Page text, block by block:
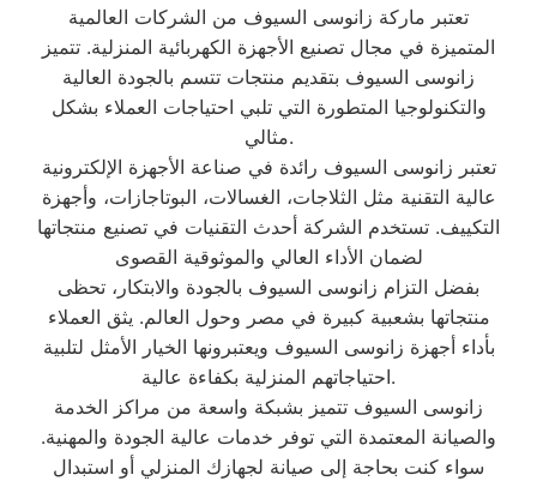
تعتبر ماركة زانوسى السيوف من الشركات العالمية
المتميزة في مجال تصنيع الأجهزة الكهربائية المنزلية. تتميز
زانوسى السيوف بتقديم منتجات تتسم بالجودة العالية
والتكنولوجيا المتطورة التي تلبي احتياجات العملاء بشكل
مثالي.
تعتبر زانوسى السيوف رائدة في صناعة الأجهزة الإلكترونية
عالية التقنية مثل الثلاجات، الغسالات، البوتاجازات، وأجهزة
التكييف. تستخدم الشركة أحدث التقنيات في تصنيع منتجاتها
لضمان الأداء العالي والموثوقية القصوى
بفضل التزام زانوسى السيوف بالجودة والابتكار، تحظى
منتجاتها بشعبية كبيرة في مصر وحول العالم. يثق العملاء
بأداء أجهزة زانوسى السيوف ويعتبرونها الخيار الأمثل لتلبية
احتياجاتهم المنزلية بكفاءة عالية.
زانوسى السيوف تتميز بشبكة واسعة من مراكز الخدمة
والصيانة المعتمدة التي توفر خدمات عالية الجودة والمهنية.
سواء كنت بحاجة إلى صيانة لجهازك المنزلي أو استبدال